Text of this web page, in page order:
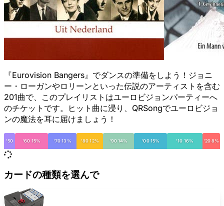
『Eurovision Bangers』でダンスの準備をしよう！ジョニ
ー・ローガンやロリーンといった伝説のアーティストを含む
201曲で、このプレイリストはユーロビジョンパーティーへ
のチケットです。ヒット曲に浸り、QRSongでユーロビジョ
ンの魔法を耳に届けましょう！
'50 '60 15% '70 13% '80 12% '90 14% '00 15% '10 16% '20 8%
カードの種類を選んで